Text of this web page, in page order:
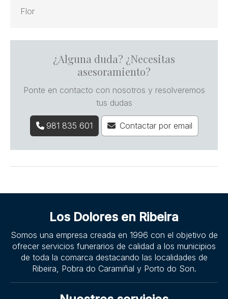
Flor
¿Alguna duda? ¿Necesitas
asesoramiento?
Ponte en contacto con nosotros y resolveremos
tus dudas
981 835 601 Contactar por email
Los Dolores en Ribeira
Somos una empresa creada en 1996 con el objetivo de
ofrecer servicios funerarios de calidad a los municipios
de toda la comarca destacando las localidades de
Ribeira, Pobra do Caramiñal y Porto do Son.